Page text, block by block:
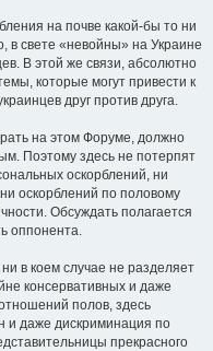
на почве какой-бы то ни
в свете «невойны» на Украине
В этой же связи, абсолютно
которые могут привести к
друг против друга.
на этом Форуме, должно
Поэтому здесь не потерпят
оскорблений, ни
оскорблений по половому
Обсуждать полагается
оппонента.
в коем случае не разделяет
консервативных и даже
полов, здесь
и даже дискриминация по
прекрасного